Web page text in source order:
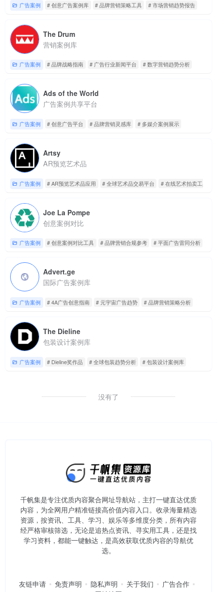
广告案例 # 创意广告案例库 # 品牌营销策略工具 # 市场营销趋势报告
The Drum
营销案例库
广告案例 # 品牌战略指南 # 广告行业新闻平台 # 数字营销趋势分析
Ads of the World
广告案例共享平台
广告案例 # 创意广告平台 # 品牌营销灵感库 # 多媒介案例展示
Artsy
AR预览艺术品
广告案例 # AR预览艺术品应用 # 全球艺术品交易平台 # 在线艺术拍卖工具
Joe La Pompe
创意案例对比
广告案例 # 创意案例对比工具 # 品牌营销合规参考 # 平面广告雷同分析
Advert.ge
国际广告案例库
广告案例 # 4A广告创意指南 # 元宇宙广告趋势 # 品牌营销策略分析
The Dieline
包装设计案例库
广告案例 # Dieline奖作品 # 全球包装趋势分析 # 包装设计案例库
没有了
千帆集是专注优质内容聚合网址导航站，主打一键直达优质
内容，为全网用户精准链接高价值内容入口。​收录海量精选
资源，按资讯、工具、学习、娱乐等多维度分类，所有内容
经严格审核筛选，无论是追热点资讯、寻实用工具，还是找
学习资料，都能一键触达，是高效获取优质内容的导航优
选。
友链申请 免责声明 隐私声明 关于我们
广告合作